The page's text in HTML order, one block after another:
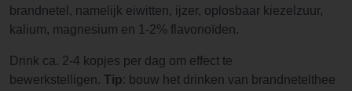
brandnetel, namelijk eiwitten, ijzer, oplosbaar kiezelzuur,
kalium, magnesium en 1-2% flavonoïden.
Drink ca. 2-4 kopjes per dag om effect te
bewerkstelligen. Tip: bouw het drinken van brandnetelthee